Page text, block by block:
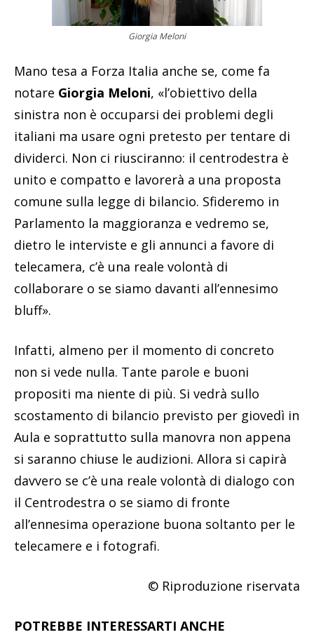
Giorgia Meloni
Mano tesa a Forza Italia anche se, come fa
notare Giorgia Meloni, «l’obiettivo della
sinistra non è occuparsi dei problemi degli
italiani ma usare ogni pretesto per tentare di
dividerci. Non ci riusciranno: il centrodestra è
unito e compatto e lavorerà a una proposta
comune sulla legge di bilancio. Sfideremo in
Parlamento la maggioranza e vedremo se,
dietro le interviste e gli annunci a favore di
telecamera, c’è una reale volontà di
collaborare o se siamo davanti all’ennesimo
bluff».
Infatti, almeno per il momento di concreto
non si vede nulla. Tante parole e buoni
propositi ma niente di più. Si vedrà sullo
scostamento di bilancio previsto per giovedì in
Aula e soprattutto sulla manovra non appena
si saranno chiuse le audizioni. Allora si capirà
davvero se c’è una reale volontà di dialogo con
il Centrodestra o se siamo di fronte
all’ennesima operazione buona soltanto per le
telecamere e i fotografi.
© Riproduzione riservata
POTREBBE INTERESSARTI ANCHE